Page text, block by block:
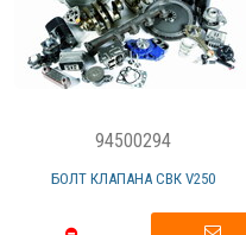
94500294
БОЛТ КЛАПАНА СВК V250